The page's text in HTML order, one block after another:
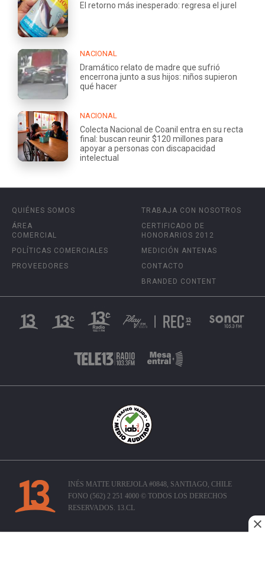
El retorno más inesperado: regresa el jurel
NACIONAL
Dramático relato de madre que sufrió
encerrona junto a sus hijos: niños supieron
qué hacer
NACIONAL
Colecta Nacional de Coanil entra en su recta
final: buscan reunir $120 millones para
apoyar a personas con discapacidad
intelectual
QUIÉNES SOMOS
ÁREA
COMERCIAL
POLÍTICAS COMERCIALES
PROVEEDORES
TRABAJA CON NOSOTROS
CERTIFICADO DE
HONORARIOS 2012
MEDICIÓN ANTENAS
CONTACTO
BRANDED CONTENT
INÉS MATTE URREJOLA #0848, SANTIAGO, CHILE
FONO (562) 2 251 4000 © TODOS LOS DERECHOS
RESERVADOS. 13.CL